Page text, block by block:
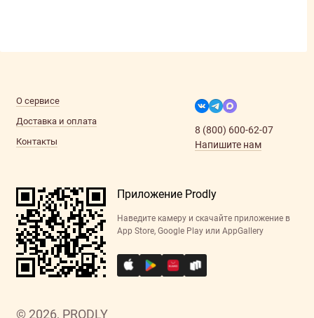
© 2026, PRODLY
О сервисе
Доставка и оплата
Контакты
8 (800) 600-62-07
Напишите нам
Приложение Prodly
Наведите камеру и скачайте приложение в
App Store, Google Play или AppGallery